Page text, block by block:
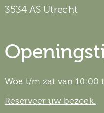
3534 AS Utrecht
Woe t/m zat van 10:00
Reserveer uw bezoek.